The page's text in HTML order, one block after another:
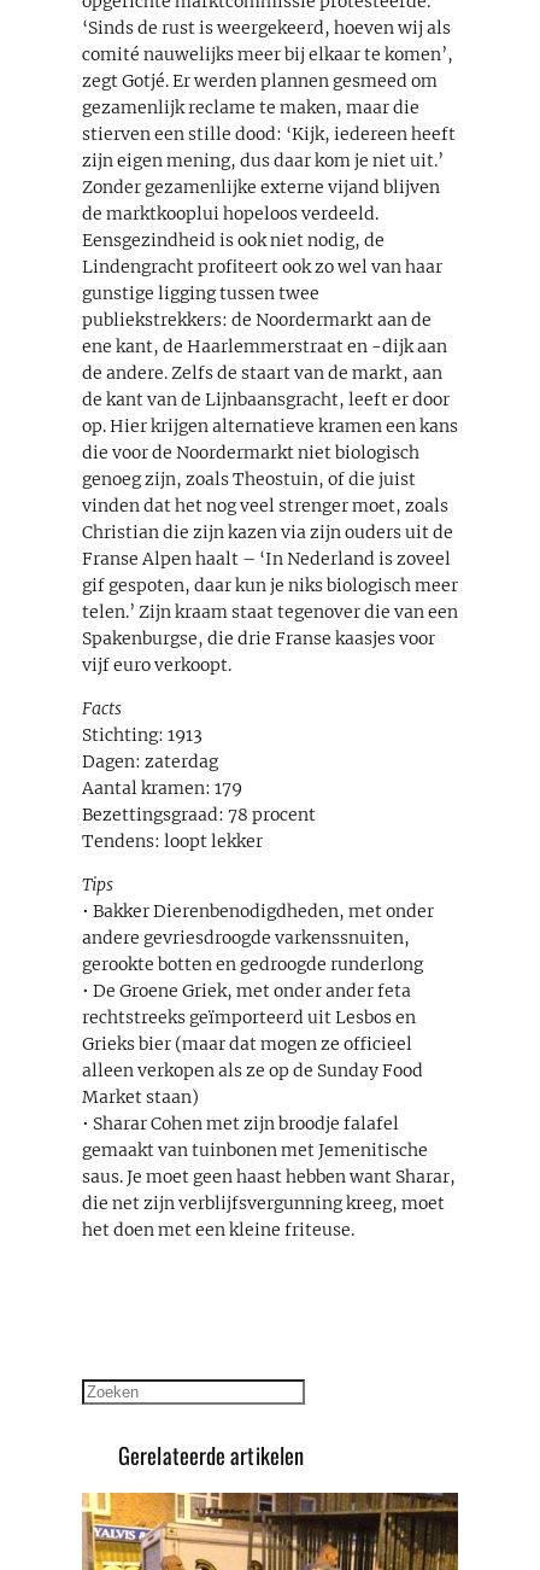
‘Sinds de rust is weergekeerd, hoeven wij als
comité nauwelijks meer bij elkaar te komen’,
zegt Gotjé. Er werden plannen gesmeed om
gezamenlijk reclame te maken, maar die
stierven een stille dood: ‘Kijk, iedereen heeft
zijn eigen mening, dus daar kom je niet uit.’
Zonder gezamenlijke externe vijand blijven
de marktkooplui hopeloos verdeeld.
Eensgezindheid is ook niet nodig, de
Lindengracht profiteert ook zo wel van haar
gunstige ligging tussen twee
publiekstrekkers: de Noordermarkt aan de
ene kant, de Haarlemmerstraat en -dijk aan
de andere. Zelfs de staart van de markt, aan
de kant van de Lijnbaansgracht, leeft er door
op. Hier krijgen alternatieve kramen een kans
die voor de Noordermarkt niet biologisch
genoeg zijn, zoals Theostuin, of die juist
vinden dat het nog veel strenger moet, zoals
Christian die zijn kazen via zijn ouders uit de
Franse Alpen haalt – ‘In Nederland is zoveel
gif gespoten, daar kun je niks biologisch meer
telen.’ Zijn kraam staat tegenover die van een
Spakenburgse, die drie Franse kaasjes voor
vijf euro verkoopt.
Facts
Stichting: 1913
Dagen: zaterdag
Aantal kramen: 179
Bezettingsgraad: 78 procent
Tendens: loopt lekker
Tips
• Bakker Dierenbenodigdheden, met onder
andere gevriesdroogde varkenssnuiten,
gerookte botten en gedroogde runderlong
• De Groene Griek, met onder ander feta
rechtstreeks geïmporteerd uit Lesbos en
Grieks bier (maar dat mogen ze officieel
alleen verkopen als ze op de Sunday Food
Market staan)
• Sharar Cohen met zijn broodje falafel
gemaakt van tuinbonen met Jemenitische
saus. Je moet geen haast hebben want Sharar,
die net zijn verblijfsvergunning kreeg, moet
het doen met een kleine friteuse.
Zoeken
Gerelateerde artikelen